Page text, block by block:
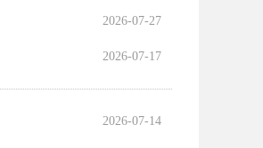
2026-07-27
2026-07-17
2026-07-14